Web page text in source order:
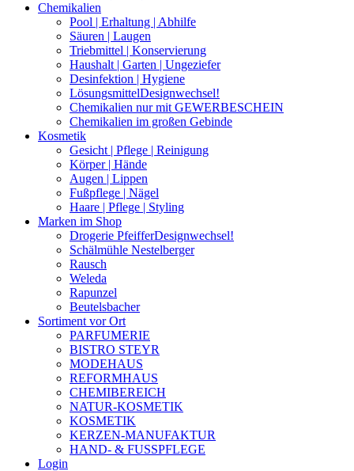
Chemikalien
Pool | Erhaltung | Abhilfe
Säuren | Laugen
Triebmittel | Konservierung
Haushalt | Garten | Ungeziefer
Desinfektion | Hygiene
LösungsmittelDesignwechsel!
Chemikalien nur mit GEWERBESCHEIN
Chemikalien im großen Gebinde
Kosmetik
Gesicht | Pflege | Reinigung
Körper | Hände
Augen | Lippen
Fußpflege | Nägel
Haare | Pflege | Styling
Marken im Shop
Drogerie PfeifferDesignwechsel!
Schälmühle Nestelberger
Rausch
Weleda
Rapunzel
Beutelsbacher
Sortiment vor Ort
PARFUMERIE
BISTRO STEYR
MODEHAUS
REFORMHAUS
CHEMIBEREICH
NATUR-KOSMETIK
KOSMETIK
KERZEN-MANUFAKTUR
HAND- & FUSSPFLEGE
Login